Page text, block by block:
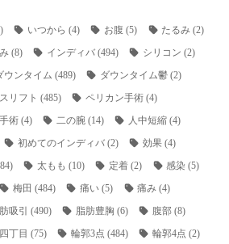
いつから (4) お腹 (5) たるみ (2)
(8) インディバ (494) シリコン (2)
ウンタイム (489) ダウンタイム鬱 (2)
リフト (485) ペリカン手術 (4)
術(4) 二の腕 (14) 人中短縮 (4)
初めてのインディバ (2) 効果 (4)
太もも (10) 定着 (2) 感染 (5)
梅田 (484) 痛い (5) 痛み (4)
吸引 (490) 脂肪豊胸 (6) 腹部 (8)
丁目 (75) 輪郭3点 (484) 輪郭4点 (2)